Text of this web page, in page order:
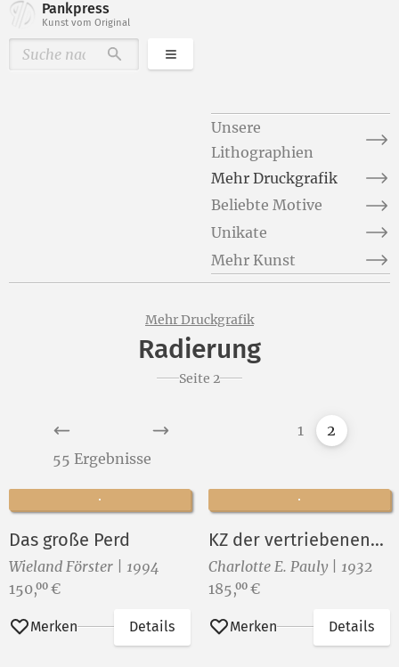
Pankpress
Kunst vom Original
DurchsuchenKategorien
Unsere
Lithographien
Mehr Druckgrafik
Beliebte Motive
Unikate
Mehr Kunst
Mehr Druckgrafik
Radierung
Seite 2
1
2
55 Ergebnisse
Das große Perd
Wieland Förster | 1994
Preis:
150,00 €
Merken Details
KZ der vertriebenen...
Charlotte E. Pauly | 1932
Preis:
185,00 €
Merken Details